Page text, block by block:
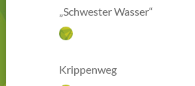
„Schwester Wasser“
Krippenweg